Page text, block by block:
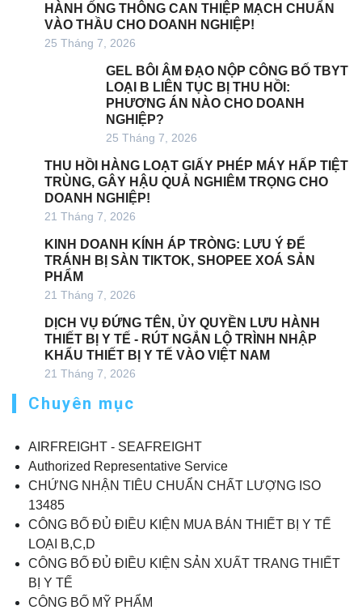
HÀNH ỐNG THÔNG CAN THIỆP MẠCH CHUẨN
VÀO THẦU CHO DOANH NGHIỆP!
25 Tháng 7, 2026
GEL BÔI ÂM ĐẠO NỘP CÔNG BỐ TBYT
LOẠI B LIÊN TỤC BỊ THU HỒI:
PHƯƠNG ÁN NÀO CHO DOANH
NGHIỆP?
25 Tháng 7, 2026
THU HỒI HÀNG LOẠT GIẤY PHÉP MÁY HẤP TIỆT
TRÙNG, GÂY HẬU QUẢ NGHIÊM TRỌNG CHO
DOANH NGHIỆP!
21 Tháng 7, 2026
KINH DOANH KÍNH ÁP TRÒNG: LƯU Ý ĐỂ
TRÁNH BỊ SÀN TIKTOK, SHOPEE XOÁ SẢN
PHẨM
21 Tháng 7, 2026
DỊCH VỤ ĐỨNG TÊN, ỦY QUYỀN LƯU HÀNH
THIẾT BỊ Y TẾ - RÚT NGẮN LỘ TRÌNH NHẬP
KHẨU THIẾT BỊ Y TẾ VÀO VIỆT NAM
21 Tháng 7, 2026
Chuyên mục
AIRFREIGHT - SEAFREIGHT
Authorized Representative Service
CHỨNG NHẬN TIÊU CHUẨN CHẤT LƯỢNG ISO
13485
CÔNG BỐ ĐỦ ĐIỀU KIỆN MUA BÁN THIẾT BỊ Y TẾ
LOẠI B,C,D
CÔNG BỐ ĐỦ ĐIỀU KIỆN SẢN XUẤT TRANG THIẾT
BỊ Y TẾ
CÔNG BỐ MỸ PHẨM